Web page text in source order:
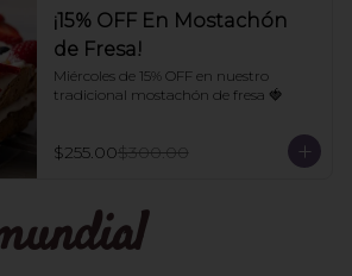
¡15% OFF En Mostachón
de Fresa!
Miércoles de 15% OFF en nuestro
tradicional mostachón de fresa 🍓
$255.00$300.00